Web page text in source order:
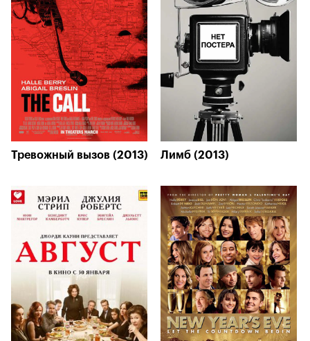
Тревожный вызов (2013) Лимб (2013)